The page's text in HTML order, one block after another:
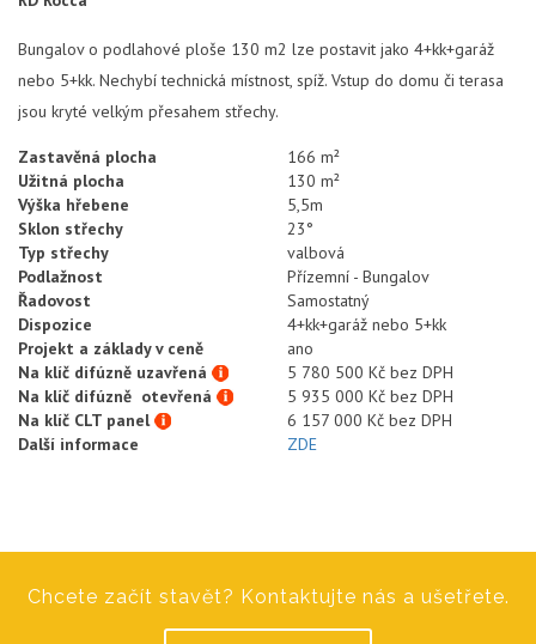
Bungalov o podlahové ploše 130 m2 lze postavit jako 4+kk+garáž
nebo 5+kk. Nechybí technická místnost, spíž. Vstup do domu či terasa
jsou kryté velkým přesahem střechy.
Zastavěná plocha
166 m²
Užitná plocha
130 m²
Výška hřebene
5,5m
Sklon střechy
23°
Typ střechy
valbová
Podlažnost
Přízemní - Bungalov
Řadovost
Samostatný
Dispozice
4+kk+garáž nebo 5+kk
Projekt a základy v ceně
ano
Na klíč difúzně uzavřená
5 780 500 Kč bez DPH
Na klíč difúzně otevřená
5 935 000 Kč bez DPH
Na klíč CLT panel
6 157 000 Kč bez DPH
Další informace
ZDE
Chcete začít stavět? Kontaktujte nás a ušetřete.